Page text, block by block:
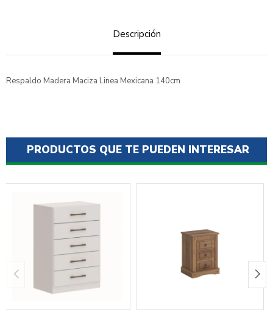
Descripción
Respaldo Madera Maciza Linea Mexicana 140cm
PRODUCTOS QUE TE PUEDEN INTERESAR